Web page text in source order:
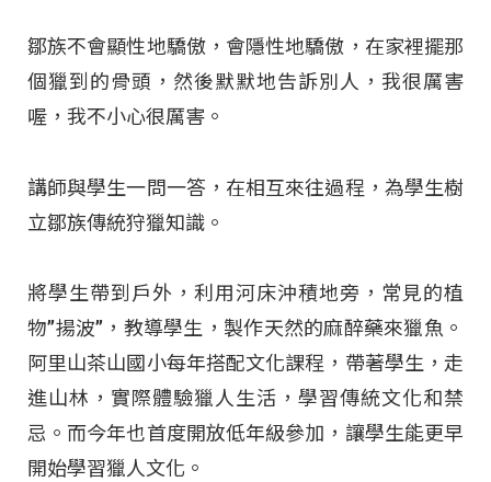
鄒族不會顯性地驕傲，會隱性地驕傲，在家裡擺那
個獵到的骨頭，然後默默地告訴別人，我很厲害
喔，我不小心很厲害。
講師與學生一問一答，在相互來往過程，為學生樹
立鄒族傳統狩獵知識。
將學生帶到戶外，利用河床沖積地旁，常見的植
物”揚波”，教導學生，製作天然的麻醉藥來獵魚。
阿里山茶山國小每年搭配文化課程，帶著學生，走
進山林，實際體驗獵人生活，學習傳統文化和禁
忌。而今年也首度開放低年級參加，讓學生能更早
開始學習獵人文化。